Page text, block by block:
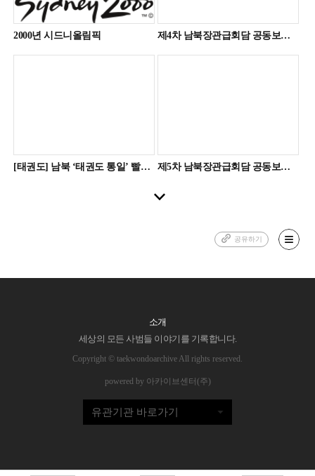
2000년 시드니올림픽 제4차 남북장관급회담 공동보도문(2000.12.16)
[태권도] 남북 ‘태권도 통일’ 빨라진다 제5차 남북장관급회담 공동보도문(2001년 9월 18일)
공유하기
소개
세상의 모든 사범들 이야기를 기록합니다.
Copyright © taekwondoarchive All rights reserved.
powered by 아카이브센터(주)
유관기관 바로가기